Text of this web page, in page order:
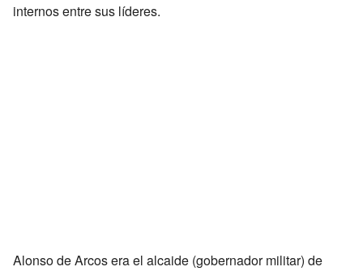
internos entre sus líderes.
Alonso de Arcos era el alcaide (gobernador militar) de